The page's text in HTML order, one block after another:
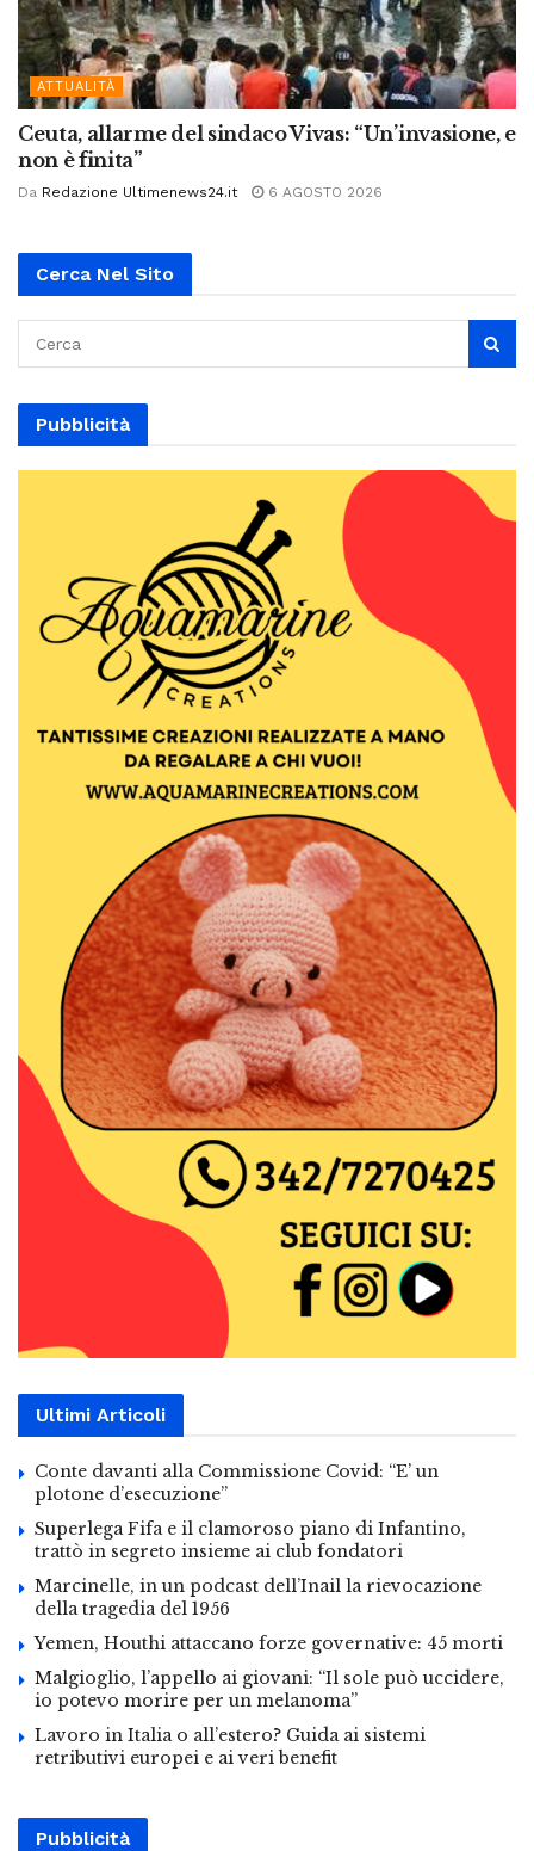
ATTUALITÀ
Ceuta, allarme del sindaco Vivas: “Un’invasione, e
non è finita”
Da Redazione Ultimenews24.it 6 AGOSTO 2026
Cerca Nel Sito
Pubblicità
Ultimi Articoli
Conte davanti alla Commissione Covid: “E’ un
plotone d’esecuzione”
Superlega Fifa e il clamoroso piano di Infantino,
trattò in segreto insieme ai club fondatori
Marcinelle, in un podcast dell’Inail la rievocazione
della tragedia del 1956
Yemen, Houthi attaccano forze governative: 45 morti
Malgioglio, l’appello ai giovani: “Il sole può uccidere,
io potevo morire per un melanoma”
Lavoro in Italia o all’estero? Guida ai sistemi
retributivi europei e ai veri benefit
Pubblicità